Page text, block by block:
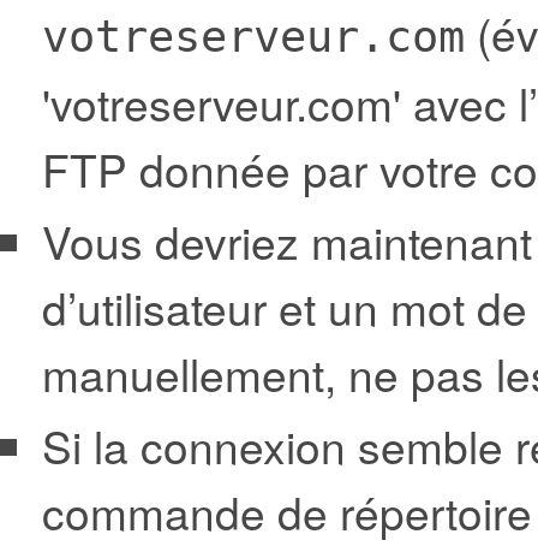
votreserveur.com
'votreserveur.com' avec
FTP donnée par votre
Vous devriez
d’utilisateur et un mot
manuellement, ne pas
Si la connexion semble
commande de